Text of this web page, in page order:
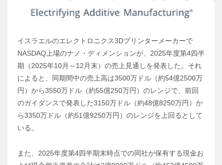
イスラエルのエレクトロニクス3Dプリンターメーカーで
NASDAQ上場のナノ・ディメンションが、2025年度第4四半
期（2025年10月～12月末）の売上見通しを発表した。それ
によると、同期間中の売上高は3500万ドル（約54億2500万
円）から3550万ドル（約55億250万円）のレンジで、前回
のガイダンスで発表した3150万ドル（約48億8250万円）か
ら3350万ドル（約51億9250万円）のレンジを上回るとして
いる。
また、2025年度第4四半期末時点での同社が保有する現金お